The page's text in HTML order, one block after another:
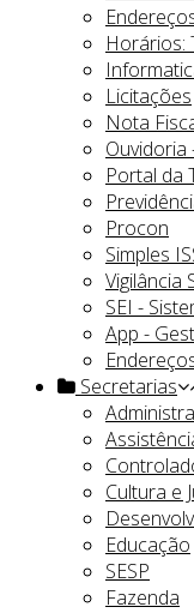
Horários:
Licitações
Nota
Ouvidoria
Portal da
Procon
Simples
Vigilância
SEI -
App -
Secretarias
Cultura e
Educação
SESP
Fazenda